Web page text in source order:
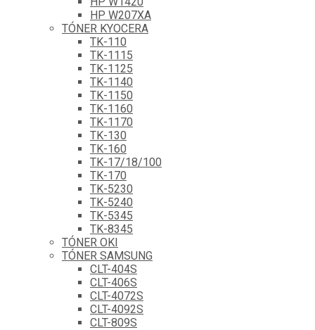
HP W207XA
TÓNER KYOCERA
TK-110
TK-1115
TK-1125
TK-1140
TK-1150
TK-1160
TK-1170
TK-130
TK-160
TK-17/18/100
TK-170
TK-5230
TK-5240
TK-5345
TK-8345
TÓNER OKI
TÓNER SAMSUNG
CLT-404S
CLT-406S
CLT-4072S
CLT-4092S
CLT-809S